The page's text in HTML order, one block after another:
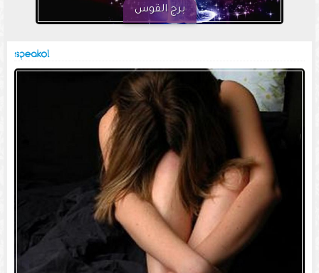
برج القوس